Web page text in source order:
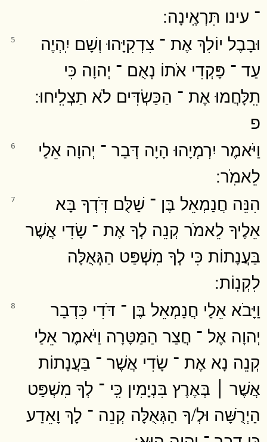
־ עינו תִּרְאֶֽינָה ׃
5
וּבָבֶל יוֹלִךְ אֶת ־ צִדְקִיָּהוּ וְשָׁם יִֽהְיֶה
עַד ־ פָּקְדִי אֹתוֹ נְאֻם ־ יְהוָה כִּי
תִֽלָּחֲמוּ אֶת ־ הַכַּשְׂדִּים לֹא תַצְלִֽיחוּ ׃
פ
6
וַיֹּאמֶר יִרְמְיָהוּ הָיָה דְּבַר ־ יְהוָה אֵלַי
לֵאמֹֽר ׃
7
הִנֵּה חֲנַמְאֵל בֶּן ־ שַׁלֻּם דֹּֽדְךָ בָּא
אֵלֶיךָ לֵאמֹר קְנֵה לְךָ אֶת ־ שָׂדִי אֲשֶׁר
בַּעֲנָתוֹת כִּי לְךָ מִשְׁפַּט הַגְּאֻלָּה
לִקְנֽוֹת ׃
8
וַיָּבֹא אֵלַי חֲנַמְאֵל בֶּן ־ דֹּדִי כִּדְבַר
יְהוָה אֶל ־ חֲצַר הַמַּטָּרָה וַיֹּאמֶר אֵלַי
קְנֵה נָא אֶת ־ שָׂדִי אֲשֶׁר ־ בַּעֲנָתוֹת
אֲשֶׁר ׀ בְּאֶרֶץ בִּנְיָמִין כִּֽי ־ לְךָ מִשְׁפַּט
הַיְרֻשָּׁה וּלְ/ךָ הַגְּאֻלָּה קְנֵה ־ לָךְ וָאֵדַע